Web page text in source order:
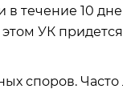
течение 10
УК придется
споров.